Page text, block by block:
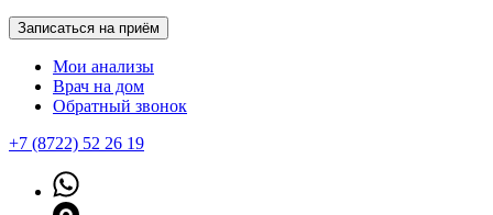
Записаться на приём
Мои анализы
Врач на дом
Обратный звонок
+7 (8722) 52 26 19